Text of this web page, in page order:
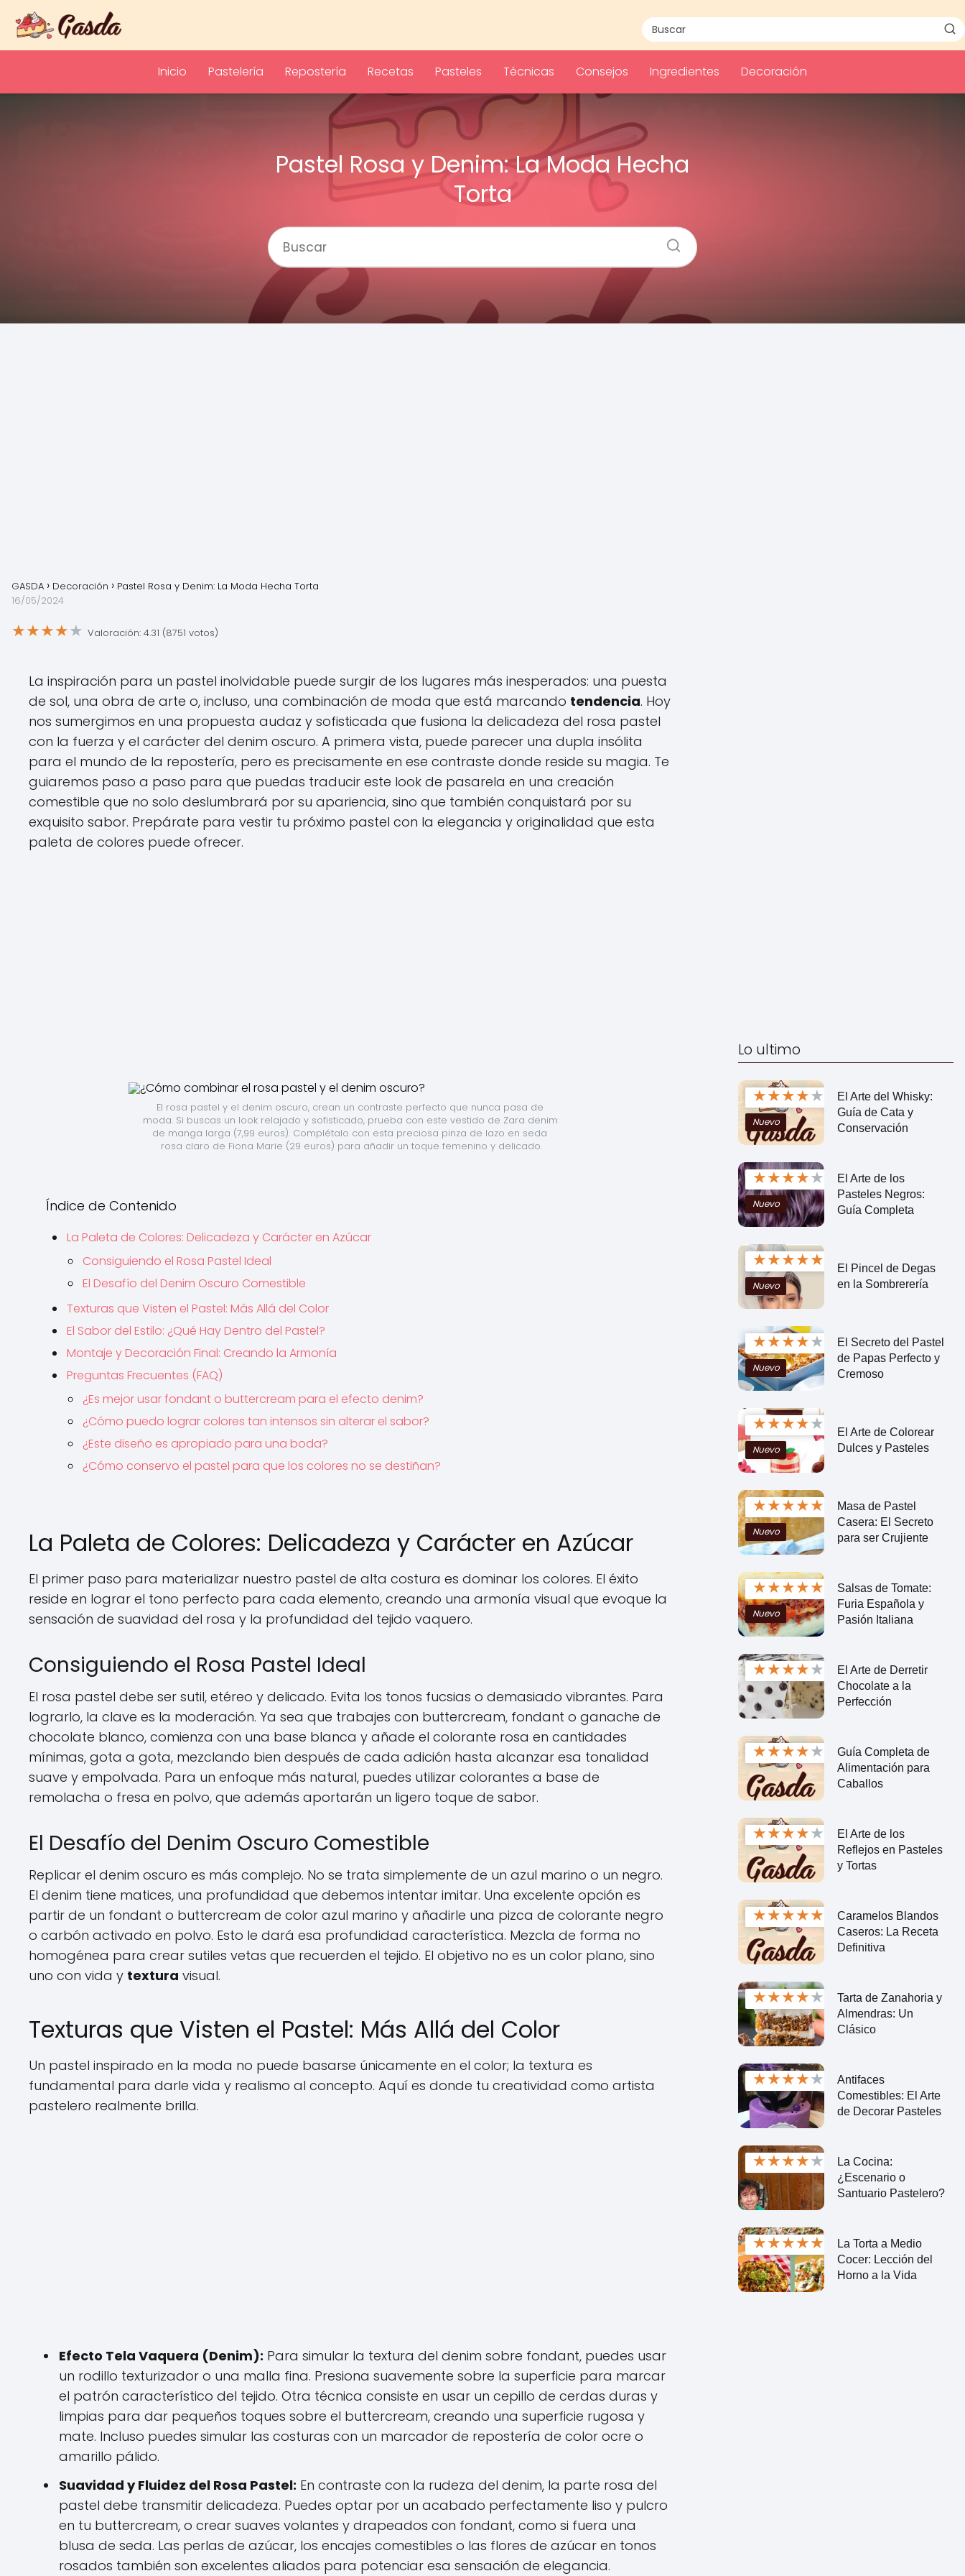
Inicio Pastelería Repostería Recetas Pasteles Técnicas Consejos Ingredientes Decoración
Pastel Rosa y Denim: La Moda Hecha
Torta
GASDA Decoración
Pastel Rosa y Denim: La Moda Hecha Torta
16/05/2024
★★★★★ Valoración: 4.31 (8751 votos)
La inspiración para un pastel inolvidable puede surgir de los lugares más inesperados: una puesta
de sol, una obra de arte o, incluso, una combinación de moda que está marcando tendencia. Hoy
nos sumergimos en una propuesta audaz y sofisticada que fusiona la delicadeza del rosa pastel
con la fuerza y el carácter del denim oscuro. A primera vista, puede parecer una dupla insólita
para el mundo de la repostería, pero es precisamente en ese contraste donde reside su magia. Te
guiaremos paso a paso para que puedas traducir este look de pasarela en una creación
comestible que no solo deslumbrará por su apariencia, sino que también conquistará por su
exquisito sabor. Prepárate para vestir tu próximo pastel con la elegancia y originalidad que esta
paleta de colores puede ofrecer.
El rosa pastel y el denim oscuro, crean un contraste perfecto que nunca pasa de
moda. Si buscas un look relajado y sofisticado, prueba con este vestido de Zara denim
de manga larga (7,99 euros). Complétalo con esta preciosa pinza de lazo en seda
rosa claro de Fiona Marie (29 euros) para añadir un toque femenino y delicado.
Índice de Contenido
La Paleta de Colores: Delicadeza y Carácter en Azúcar
Consiguiendo el Rosa Pastel Ideal
El Desafío del Denim Oscuro Comestible
Texturas que Visten el Pastel: Más Allá del Color
El Sabor del Estilo: ¿Qué Hay Dentro del Pastel?
Montaje y Decoración Final: Creando la Armonía
Preguntas Frecuentes (FAQ)
¿Es mejor usar fondant o buttercream para el efecto denim?
¿Cómo puedo lograr colores tan intensos sin alterar el sabor?
¿Este diseño es apropiado para una boda?
¿Cómo conservo el pastel para que los colores no se destiñan?
La Paleta de Colores: Delicadeza y Carácter en Azúcar
El primer paso para materializar nuestro pastel de alta costura es dominar los colores. El éxito
reside en lograr el tono perfecto para cada elemento, creando una armonía visual que evoque la
sensación de suavidad del rosa y la profundidad del tejido vaquero.
Consiguiendo el Rosa Pastel Ideal
El rosa pastel debe ser sutil, etéreo y delicado. Evita los tonos fucsias o demasiado vibrantes. Para
lograrlo, la clave es la moderación. Ya sea que trabajes con buttercream, fondant o ganache de
chocolate blanco, comienza con una base blanca y añade el colorante rosa en cantidades
mínimas, gota a gota, mezclando bien después de cada adición hasta alcanzar esa tonalidad
suave y empolvada. Para un enfoque más natural, puedes utilizar colorantes a base de
remolacha o fresa en polvo, que además aportarán un ligero toque de sabor.
El Desafío del Denim Oscuro Comestible
Replicar el denim oscuro es más complejo. No se trata simplemente de un azul marino o un negro.
El denim tiene matices, una profundidad que debemos intentar imitar. Una excelente opción es
partir de un fondant o buttercream de color azul marino y añadirle una pizca de colorante negro
o carbón activado en polvo. Esto le dará esa profundidad característica. Mezcla de forma no
homogénea para crear sutiles vetas que recuerden el tejido. El objetivo no es un color plano, sino
uno con vida y textura visual.
Texturas que Visten el Pastel: Más Allá del Color
Un pastel inspirado en la moda no puede basarse únicamente en el color; la textura es
fundamental para darle vida y realismo al concepto. Aquí es donde tu creatividad como artista
pastelero realmente brilla.
Efecto Tela Vaquera (Denim): Para simular la textura del denim sobre fondant, puedes usar
un rodillo texturizador o una malla fina. Presiona suavemente sobre la superficie para marcar
el patrón característico del tejido. Otra técnica consiste en usar un cepillo de cerdas duras y
limpias para dar pequeños toques sobre el buttercream, creando una superficie rugosa y
mate. Incluso puedes simular las costuras con un marcador de repostería de color ocre o
amarillo pálido.
Suavidad y Fluidez del Rosa Pastel: En contraste con la rudeza del denim, la parte rosa del
pastel debe transmitir delicadeza. Puedes optar por un acabado perfectamente liso y pulcro
en tu buttercream, o crear suaves volantes y drapeados con fondant, como si fuera una
blusa de seda. Las perlas de azúcar, los encajes comestibles o las flores de azúcar en tonos
rosados también son excelentes aliados para potenciar esa sensación de elegancia.
Lo ultimo
★★★★★
Nuevo
El Arte del Whisky:
Guía de Cata y
Conservación
★★★★★
Nuevo
El Arte de los
Pasteles Negros:
Guía Completa
★★★★★
Nuevo
El Pincel de Degas
en la Sombrerería
★★★★★
Nuevo
El Secreto del Pastel
de Papas Perfecto y
Cremoso
★★★★★
Nuevo
El Arte de Colorear
Dulces y Pasteles
★★★★★
Nuevo
Masa de Pastel
Casera: El Secreto
para ser Crujiente
★★★★★
Nuevo
Salsas de Tomate:
Furia Española y
Pasión Italiana
★★★★★
El Arte de Derretir
Chocolate a la
Perfección
★★★★★
Guía Completa de
Alimentación para
Caballos
★★★★★
El Arte de los
Reflejos en Pasteles
y Tortas
★★★★★
Caramelos Blandos
Caseros: La Receta
Definitiva
★★★★★
Tarta de Zanahoria y
Almendras: Un
Clásico
★★★★★
Antifaces
Comestibles: El Arte
de Decorar Pasteles
★★★★★
La Cocina:
¿Escenario o
Santuario Pastelero?
★★★★★
La Torta a Medio
Cocer: Lección del
Horno a la Vida